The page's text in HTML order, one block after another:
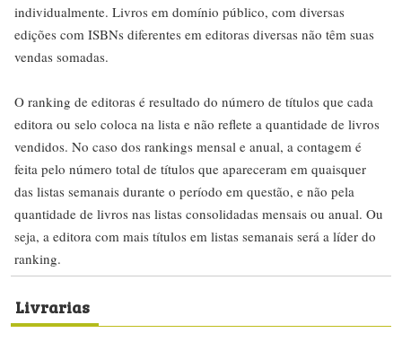
individualmente. Livros em domínio público, com diversas
edições com ISBNs diferentes em editoras diversas não têm suas
vendas somadas.
O ranking de editoras é resultado do número de títulos que cada
editora ou selo coloca na lista e não reflete a quantidade de livros
vendidos. No caso dos rankings mensal e anual, a contagem é
feita pelo número total de títulos que apareceram em quaisquer
das listas semanais durante o período em questão, e não pela
quantidade de livros nas listas consolidadas mensais ou anual. Ou
seja, a editora com mais títulos em listas semanais será a líder do
ranking.
Livrarias